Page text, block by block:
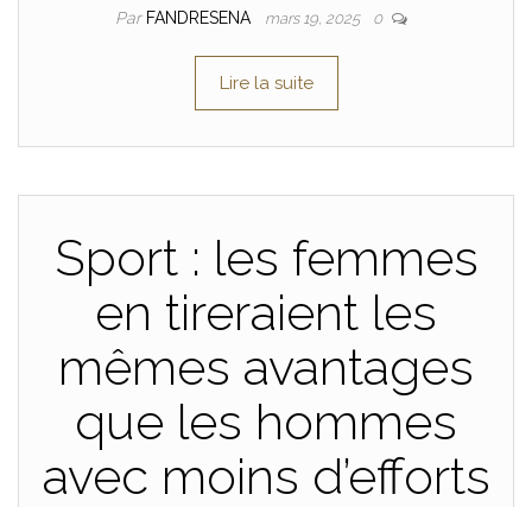
Par FANDRESENA mars 19, 2025 0
Lire la suite
Sport : les femmes
en tireraient les
mêmes avantages
que les hommes
avec moins d’efforts